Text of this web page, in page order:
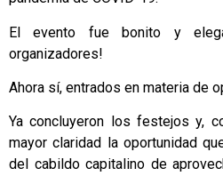
El evento fue bonito y
organizadores!
Ahora sí, entrados en materia de
Ya concluyeron los festejos y,
mayor claridad la oportunidad
del cabildo capitalino de